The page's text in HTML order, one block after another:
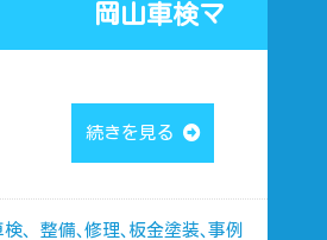
岡山車検マ
続きを見る
検、整備､修理､板金塗装､事例